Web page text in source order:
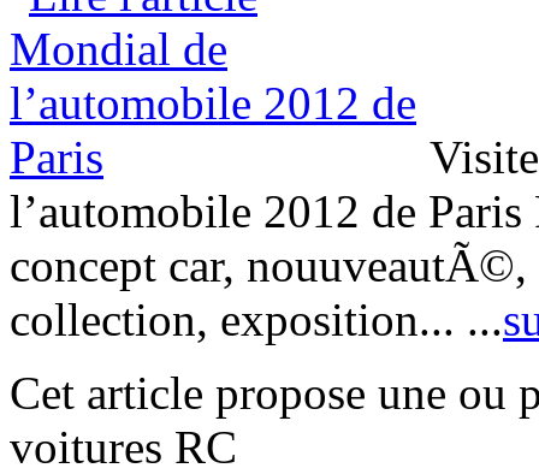
l’automobile 2012 de Paris
concept car,
collection, exposition... ...
Cet article propose une ou
voitures RC